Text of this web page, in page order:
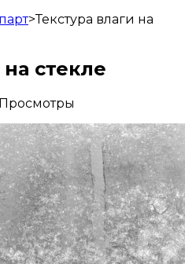
>Текстура влаги на
стекле